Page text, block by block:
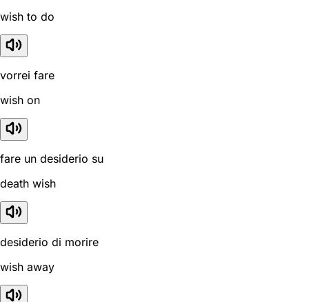
wish to do
vorrei fare
wish on
fare un desiderio su
death wish
desiderio di morire
wish away